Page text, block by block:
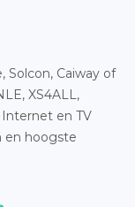
Solcon, Caiway of
XS4ALL,
en TV
en hoogste